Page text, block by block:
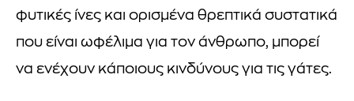
φυτικές ίνες και ορισμένα θρεπτικά συστατικά
που είναι ωφέλιμα για τον άνθρωπο, μπορεί
να ενέχουν κάποιους κινδύνους για τις γάτες.